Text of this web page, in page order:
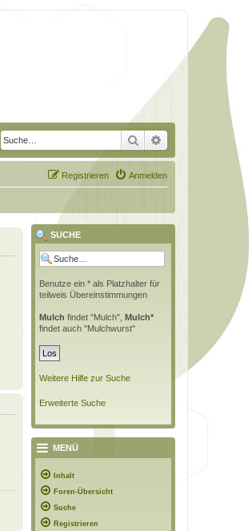
Suche Erweiterte Suche
Anmelden
Registrieren
SUCHE
Benutze ein * als Platzhalter für
teilweis Übereinstimmungen
Mulch findet "Mulch", Mulch*
findet auch "Mulchwurst"
Weitere Hilfe zur Suche
Erweiterte Suche
MENÜ
Inhalt
Foren-Übersicht
Suche
Registrieren